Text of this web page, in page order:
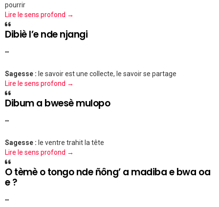
pourrir
Lire le sens profond →
Dibiè l’e nde njangi
""
Sagesse : le savoir est une collecte, le savoir se partage
Lire le sens profond →
Dibum a bwesè mulopo
""
Sagesse : le ventre trahit la tête
Lire le sens profond →
O tèmè o tongo nde ñông’ a madiba e bwa oa
e ?
""